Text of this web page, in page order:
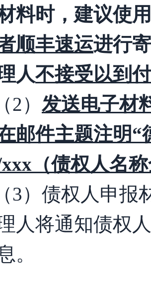
料时，建议使用
顺丰速运进行
人不接受以到
（2） 发送电子材
邮件主题注明“
（债权人名
（3）债权人申报
人将通知债权
。